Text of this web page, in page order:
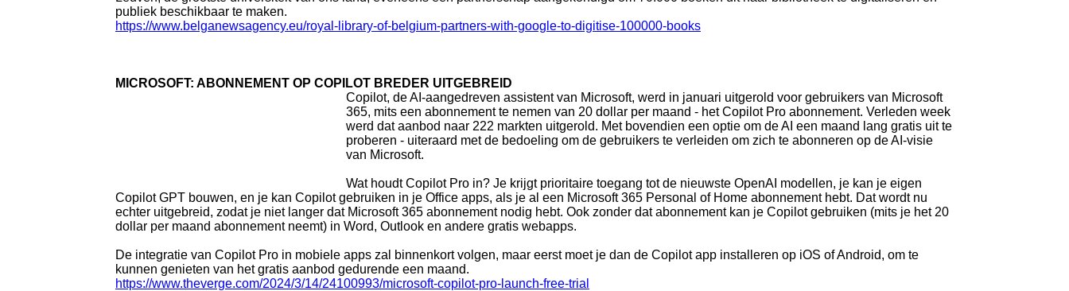
publiek beschikbaar te maken.
https://www.belganewsagency.eu/royal-library-of-belgium-partners-with-google-to-digitise-100000-books
MICROSOFT: ABONNEMENT OP COPILOT BREDER UITGEBREID
Copilot, de AI-aangedreven assistent van Microsoft, werd in januari uitgerold voor gebruikers van Microsoft
365, mits een abonnement te nemen van 20 dollar per maand - het Copilot Pro abonnement. Verleden week
werd dat aanbod naar 222 markten uitgerold. Met bovendien een optie om de AI een maand lang gratis uit te
proberen - uiteraard met de bedoeling om de gebruikers te verleiden om zich te abonneren op de AI-visie
van Microsoft.
Wat houdt Copilot Pro in? Je krijgt prioritaire toegang tot de nieuwste OpenAI modellen, je kan je eigen
Copilot GPT bouwen, en je kan Copilot gebruiken in je Office apps, als je al een Microsoft 365 Personal of Home abonnement hebt. Dat wordt nu
echter uitgebreid, zodat je niet langer dat Microsoft 365 abonnement nodig hebt. Ook zonder dat abonnement kan je Copilot gebruiken (mits je het 20
dollar per maand abonnement neemt) in Word, Outlook en andere gratis webapps.
De integratie van Copilot Pro in mobiele apps zal binnenkort volgen, maar eerst moet je dan de Copilot app installeren op iOS of Android, om te
kunnen genieten van het gratis aanbod gedurende een maand.
https://www.theverge.com/2024/3/14/24100993/microsoft-copilot-pro-launch-free-trial